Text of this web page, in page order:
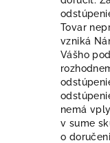
Tovar
vzniká
Vášho
nemá
v sume
o